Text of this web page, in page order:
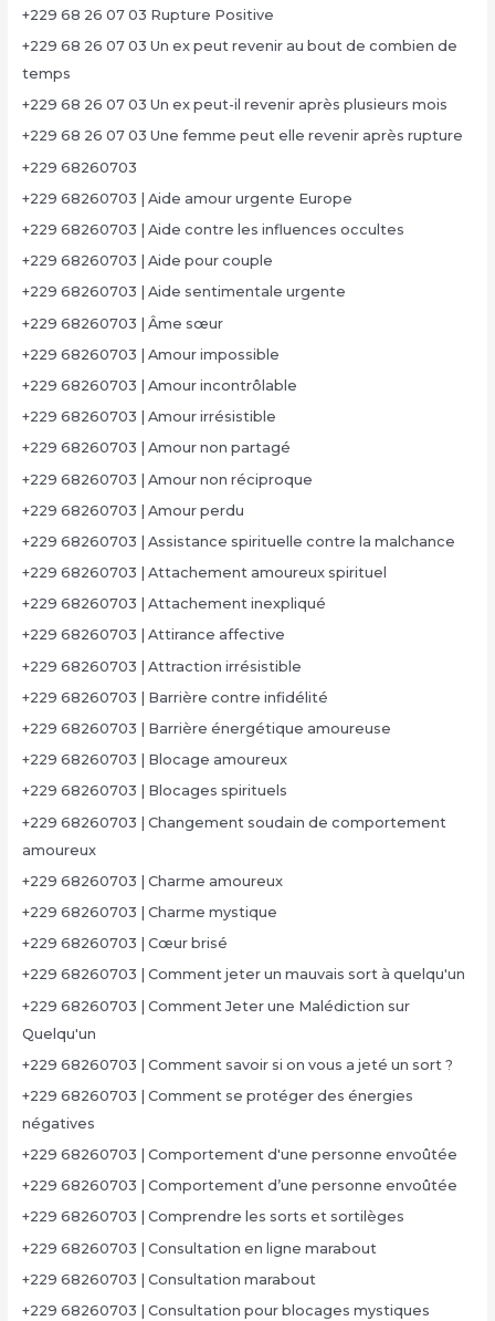
+229 68 26 07 03 Rupture Positive
+229 68 26 07 03 Un ex peut revenir au bout de combien de
temps
+229 68 26 07 03 Un ex peut-il revenir après plusieurs mois
+229 68 26 07 03 Une femme peut elle revenir après rupture
+229 68260703
+229 68260703 | Aide amour urgente Europe
+229 68260703 | Aide contre les influences occultes
+229 68260703 | Aide pour couple
+229 68260703 | Aide sentimentale urgente
+229 68260703 | Âme sœur
+229 68260703 | Amour impossible
+229 68260703 | Amour incontrôlable
+229 68260703 | Amour irrésistible
+229 68260703 | Amour non partagé
+229 68260703 | Amour non réciproque
+229 68260703 | Amour perdu
+229 68260703 | Assistance spirituelle contre la malchance
+229 68260703 | Attachement amoureux spirituel
+229 68260703 | Attachement inexpliqué
+229 68260703 | Attirance affective
+229 68260703 | Attraction irrésistible
+229 68260703 | Barrière contre infidélité
+229 68260703 | Barrière énergétique amoureuse
+229 68260703 | Blocage amoureux
+229 68260703 | Blocages spirituels
+229 68260703 | Changement soudain de comportement
amoureux
+229 68260703 | Charme amoureux
+229 68260703 | Charme mystique
+229 68260703 | Cœur brisé
+229 68260703 | Comment jeter un mauvais sort à quelqu'un
+229 68260703 | Comment Jeter une Malédiction sur
Quelqu'un
+229 68260703 | Comment savoir si on vous a jeté un sort ?
+229 68260703 | Comment se protéger des énergies
négatives
+229 68260703 | Comportement d'une personne envoûtée
+229 68260703 | Comportement d’une personne envoûtée
+229 68260703 | Comprendre les sorts et sortilèges
+229 68260703 | Consultation en ligne marabout
+229 68260703 | Consultation marabout
+229 68260703 | Consultation pour blocages mystiques